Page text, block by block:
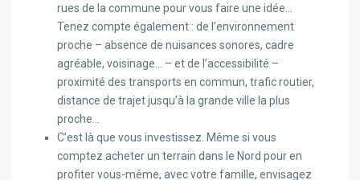
rues de la commune pour vous faire une idée…
Tenez compte également : de l’environnement
proche – absence de nuisances sonores, cadre
agréable, voisinage… – et de l’accessibilité –
proximité des transports en commun, trafic routier,
distance de trajet jusqu’à la grande ville la plus
proche…
C’est là que vous investissez. Même si vous
comptez acheter un terrain dans le Nord pour en
profiter vous-même, avec votre famille, envisagez